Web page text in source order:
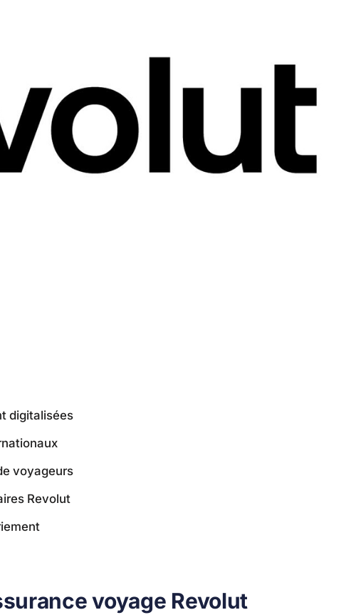
digitalisées
voyageurs
Revolut
voyage Revolut